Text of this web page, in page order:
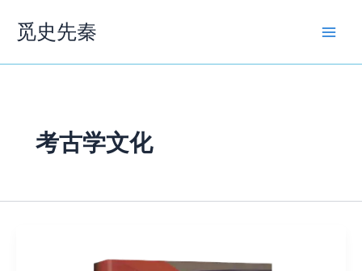
容
觅史先秦
考古学文化